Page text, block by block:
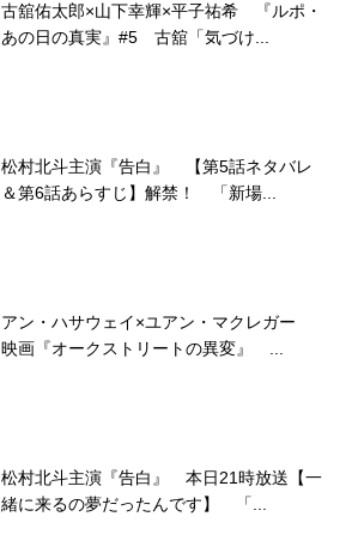
古舘佑太郎×山下幸輝×平子祐希 『ルポ・
あの日の真実』#5 古舘「気づけ...
松村北斗主演『告白』 【第5話ネタバレ
＆第6話あらすじ】解禁！ 「新場...
アン・ハサウェイ×ユアン・マクレガー
映画『オークストリートの異変』 ...
松村北斗主演『告白』 本日21時放送【一
緒に来るの夢だったんです】 「...